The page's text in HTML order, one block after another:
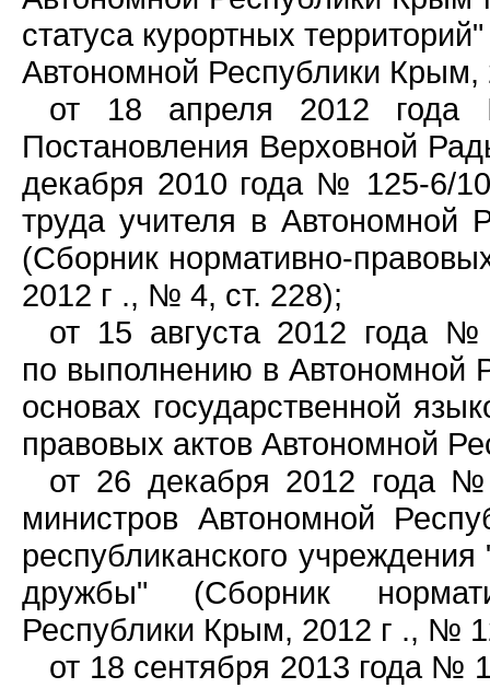
статуса курортных
Автономной Республики
от 18 апреля 2012
Постановления Верховной
декабря 2010 года № 125-6/
труда учителя в Автономной
(Сборник нормативно-
2012 г ., № 4, ст. 228);
от 15 августа 2012 года
по выполнению в Автономной
основах государственной
правовых актов Автономной
от 26 декабря 2012 года
министров Автономной
республиканского
дружбы" (Сборник
Республики Крым, 2012 г ., №
от 18 сентября 2013 года №